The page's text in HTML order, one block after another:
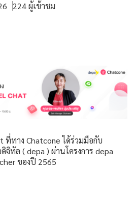
224 ผู้เข้าชม
ที่ทาง Chatcone ได้ร่วมมือกับ
จิทัล ( depa ) ผ่านโครงการ depa
ของปี 2565